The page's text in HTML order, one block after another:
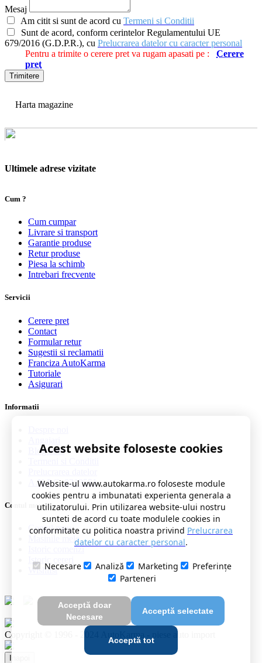
Mesaj
Am citit si sunt de acord cu Termeni si Conditii
Sunt de acord, conform cerintelor Regulamentului UE
679/2016 (G.D.P.R.), cu Prelucrarea datelor cu caracter personal
Pentru a trimite o cerere pret va rugam apasati pe : Cerere
pret
Trimitere
Harta magazine
Ultimele adrese vizitate
Cum ?
Cum cumpar
Livrare si transport
Garantie produse
Retur produse
Piesa la schimb
Intrebari frecvente
Servicii
Cerere pret
Contact
Formular retur
Sugestii si reclamatii
Franciza AutoKarma
Tutoriale
Asigurari
Informatii
Blog auto
A.N.P.C. 0219551
Contul meu
Contul meu
Masinile mele
Istoric comenzi
Istoric cereri
Wishlist
Copyright © 1996 - 2024 AutoKarma - piese auto import
Acest website foloseste cookies
Website-ul www.autokarma.ro foloseste module
cookies pentru a imbunatati experienta generala a
utilizatorului. Prin utilizarea website-ului nostru
sunteti de acord cu toate modulele cookies in
conformitate cu politica noastra privind Prelucrarea
datelor cu caracter personal.
Necesare Analiză Marketing
Preferințe
Parteneri
Acceptă doar
Necesare
Acceptă selectate
Acceptă tot